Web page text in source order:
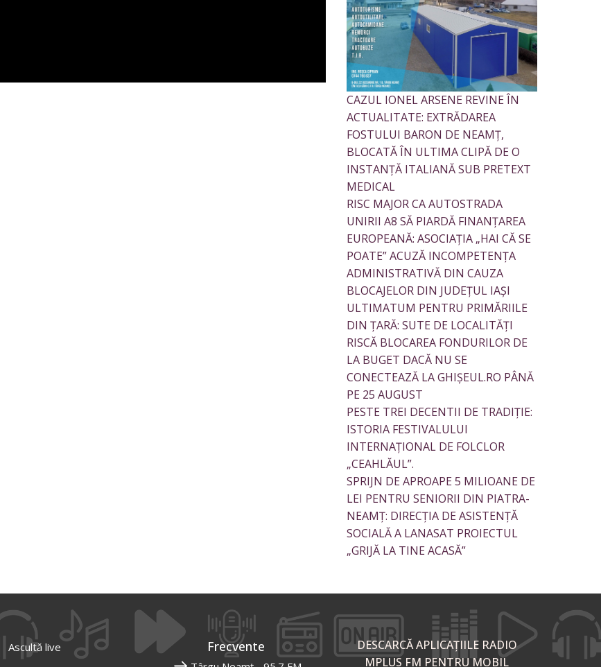
CAZUL IONEL ARSENE REVINE ÎN
ACTUALITATE: EXTRĂDAREA
FOSTULUI BARON DE NEAMȚ,
BLOCATĂ ÎN ULTIMA CLIPĂ DE O
INSTANȚĂ ITALIANĂ SUB PRETEXT
MEDICAL
RISC MAJOR CA AUTOSTRADA
UNIRII A8 SĂ PIARDĂ FINANȚAREA
EUROPEANĂ: ASOCIAȚIA „HAI CĂ SE
POATE” ACUZĂ INCOMPETENȚA
ADMINISTRATIVĂ DIN CAUZA
BLOCAJELOR DIN JUDEȚUL IAȘI
ULTIMATUM PENTRU PRIMĂRIILE
DIN ȚARĂ: SUTE DE LOCALITĂȚI
RISCĂ BLOCAREA FONDURILOR DE
LA BUGET DACĂ NU SE
CONECTEAZĂ LA GHIȘEUL.RO PÂNĂ
PE 25 AUGUST
PESTE TREI DECENTII DE TRADIȚIE:
ISTORIA FESTIVALULUI
INTERNAȚIONAL DE FOLCLOR
„CEAHLĂUL”.
SPRIJN DE APROAPE 5 MILIOANE DE
LEI PENTRU SENIORII DIN PIATRA-
NEAMȚ: DIRECȚIA DE ASISTENȚĂ
SOCIALĂ A LANASAT PROIECTUL
„GRIJĂ LA TINE ACASĂ”
Ascultă live
Frecvente
DESCARCĂ APLICAȚIILE RADIO
MPLUS FM PENTRU MOBIL